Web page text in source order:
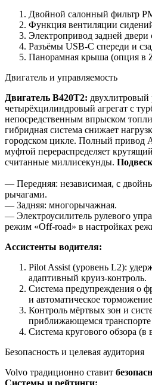
Двойной салонный фильтр
Функция вентиляции
Электропривод задней
Разъёмы USB-C спереди и
Панорамная крыша (опция в
Двигатель и управляемость
Двигатель B420T2: двухлитровый
четырёхцилиндровый агрегат с
непосредственным впрыском
гибридная система снижает
городском цикле. Полный привод
муфтой перераспределяет
считанные миллисекунды.
— Передняя: независимая, с
рычагами.
— Задняя: многорычажная.
— Электроусилитель рулевого
режим «Off-road» в настройках
Ассистенты водителя:
Pilot Assist (уровень L2):
адаптивный круиз-контроль.
Система предупреждения о
и автоматическое
Контроль мёртвых зон и
приближающемся транспорте
Система кругового обзора (в
Безопасность и целевая аудитория
Volvo традиционно ставит
Системы и рейтинги: